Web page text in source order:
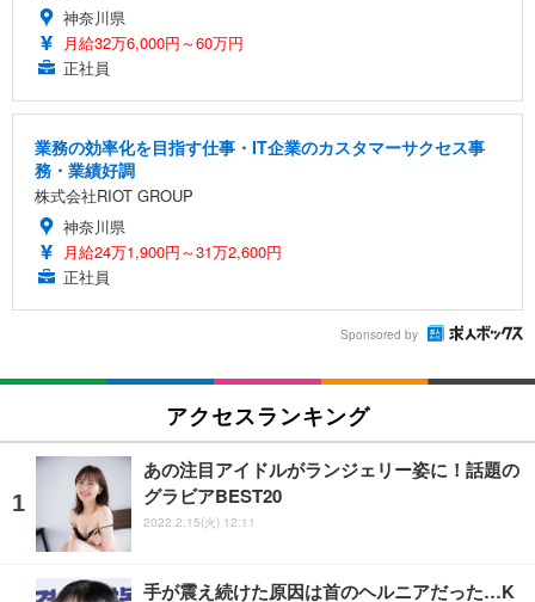
神奈川県
月給32万6,000円～60万円
正社員
業務の効率化を目指す仕事・IT企業のカスタマーサクセス事
務・業績好調
株式会社RIOT GROUP
神奈川県
月給24万1,900円～31万2,600円
正社員
Sponsored by
アクセスランキング
あの注目アイドルがランジェリー姿に！話題の
グラビアBEST20
2022.2.15(火) 12:11
手が震え続けた原因は首のヘルニアだった…K